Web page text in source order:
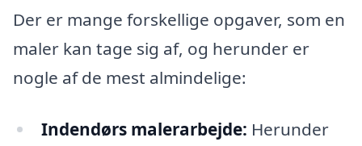
Der er mange forskellige opgaver, som en
maler kan tage sig af, og herunder er
nogle af de mest almindelige:
Indendørs malerarbejde: Herunder